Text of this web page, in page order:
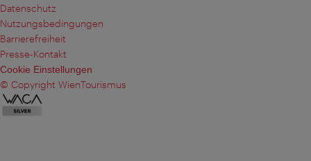
Datenschutz
Nutzungsbedingungen
Barrierefreiheit
Presse-Kontakt
Cookie Einstellungen
© Copyright WienTourismus